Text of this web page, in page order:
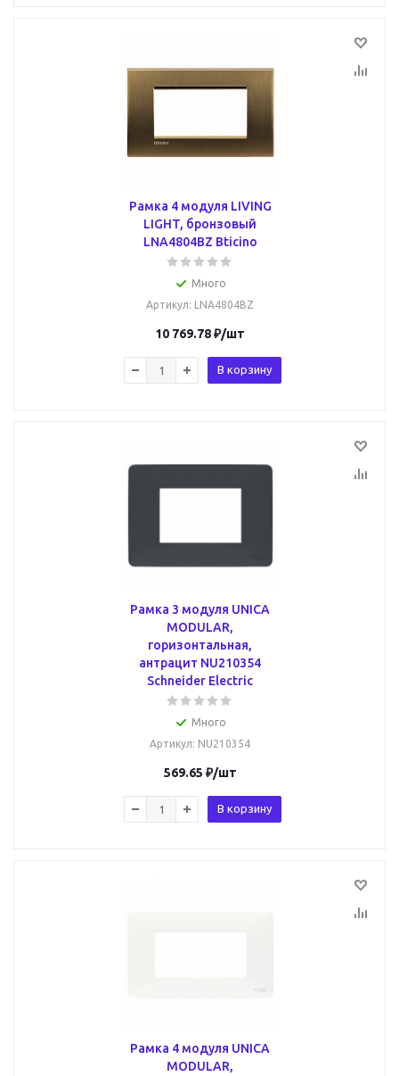
Рамка 4 модуля LIVING
LIGHT, бронзовый
LNA4804BZ Bticino
Много
Артикул: LNA4804BZ
10 769.78₽/шт
В корзину
Рамка 3 модуля UNICA
MODULAR,
горизонтальная,
антрацит NU210354
Schneider Electric
Много
Артикул: NU210354
569.65 ₽/шт
В корзину
Рамка 4 модуля UNICA
MODULAR,